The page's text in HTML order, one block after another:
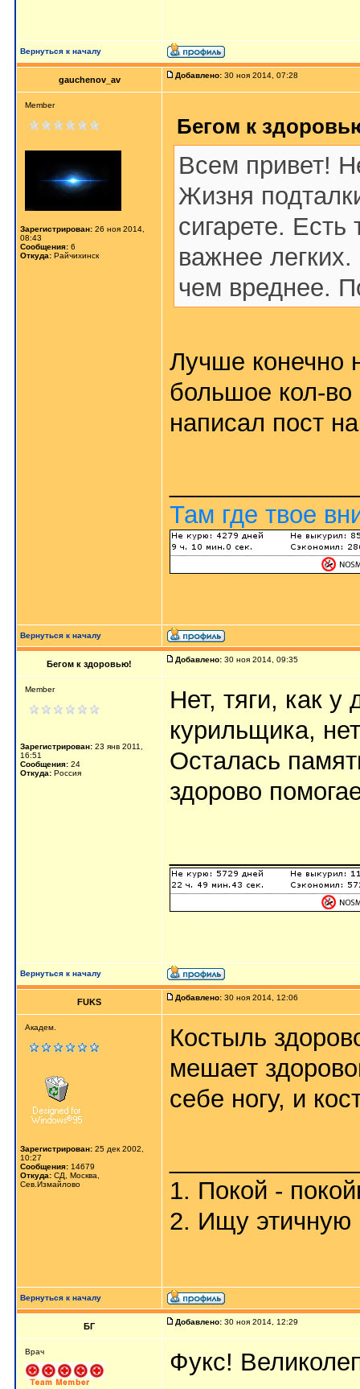
Вернуться к началу
gauchenov_av Добавлено: 30 ноя 2014, 07:28
Member
Зарегистрирован: 26 ноя 2014,
08:43
Сообщения: 6
Откуда: Райчихинск
Бегом к
Всем привет!
Жизня
сигарете.
важнее
чем вреднее.
Лучше конечно
большое кол-во
написал пост
Там где твое
Вернуться к началу
Бегом к здоровью! Добавлено: 30 ноя 2014, 09:35
Member
Зарегистрирован: 23 янв 2011,
16:51
Сообщения: 24
Откуда: Россия
Нет, тяги, как
курильщика,
Осталась
здорово
Вернуться к началу
FUKS Добавлено: 30 ноя 2014, 12:06
Академ.
Зарегистрирован: 25 дек 2002,
10:27
Сообщения: 14679
Откуда: СД, Москва,
Сев.Измайлово
Костыль
мешает
себе ногу, и
1. Покой -
2. Ищу этичную
Вернуться к началу
БГ Добавлено: 30 ноя 2014, 12:29
Врач Фукс!